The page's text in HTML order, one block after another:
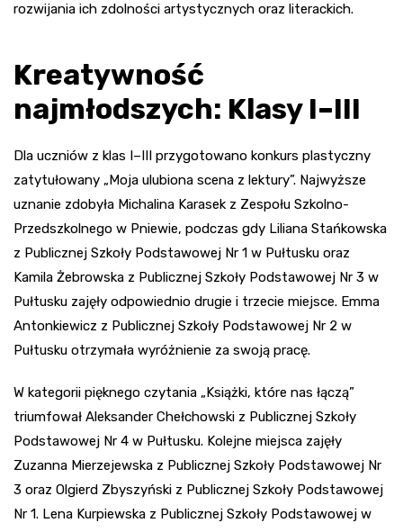
rozwijania ich zdolności artystycznych oraz literackich.
Kreatywność
najmłodszych: Klasy I–III
Dla uczniów z klas I–III przygotowano konkurs plastyczny
zatytułowany „Moja ulubiona scena z lektury”. Najwyższe
uznanie zdobyła Michalina Karasek z Zespołu Szkolno-
Przedszkolnego w Pniewie, podczas gdy Liliana Stańkowska
z Publicznej Szkoły Podstawowej Nr 1 w Pułtusku oraz
Kamila Żebrowska z Publicznej Szkoły Podstawowej Nr 3 w
Pułtusku zajęły odpowiednio drugie i trzecie miejsce. Emma
Antonkiewicz z Publicznej Szkoły Podstawowej Nr 2 w
Pułtusku otrzymała wyróżnienie za swoją pracę.
W kategorii pięknego czytania „Książki, które nas łączą”
triumfował Aleksander Chełchowski z Publicznej Szkoły
Podstawowej Nr 4 w Pułtusku. Kolejne miejsca zajęły
Zuzanna Mierzejewska z Publicznej Szkoły Podstawowej Nr
3 oraz Olgierd Zbyszyński z Publicznej Szkoły Podstawowej
Nr 1. Lena Kurpiewska z Publicznej Szkoły Podstawowej w